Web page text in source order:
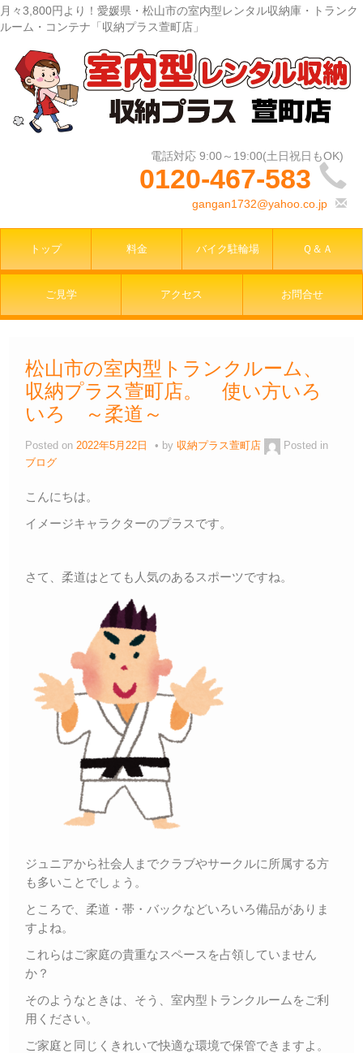
月々3,800円より！愛媛県・松山市の室内型レンタル収納庫・トランク
ルーム・コンテナ「収納プラス萱町店」
0120-467-583
gangan1732@yahoo.co.jp
トップ 料金 バイク駐輪場 Ｑ＆Ａ
ご見学 アクセス お問合せ
松山市の室内型トランクルーム、
収納プラス萱町店。 使い方いろ
いろ ～柔道～
Posted on 2022年5月22日 by 収納プラス萱町店
Posted in
ブログ
こんにちは。
イメージキャラクターのプラスです。
さて、柔道はとても人気のあるスポーツですね。
ジュニアから社会人までクラブやサークルに所属する方
も多いことでしょう。
ところで、柔道・帯・バックなどいろいろ備品がありま
すよね。
これらはご家庭の貴重なスペースを占領していません
か？
そのようなときは、そう、室内型トランクルームをご利
用ください。
ご家庭と同じくきれいで快適な環境で保管できますよ。